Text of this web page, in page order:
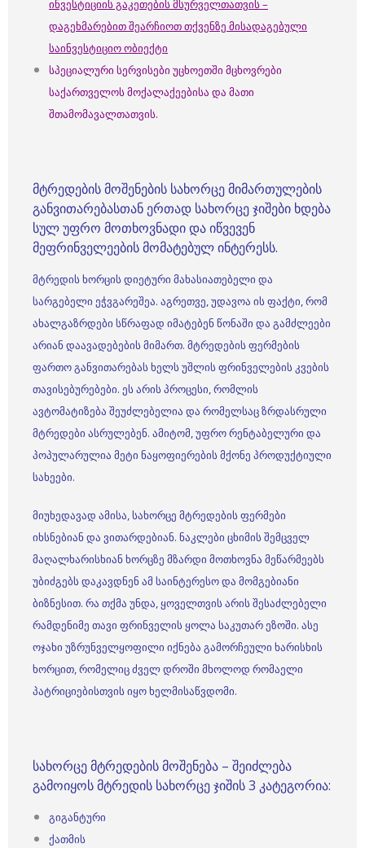
ინვესტიციის გაკეთების მსურველთათვის –
დაგეხმარებით შეარჩიოთ თქვენზე მისადაგებული
საინვესტიციო ობიექტი
სპეციალური სერვისები უცხოეთში მცხოვრები
საქართველოს მოქალაქეებისა და მათი
შთამომავალთათვის.
მტრედების მოშენების სახორცე მიმართულების
განვითარებასთან ერთად სახორცე ჯიშები ხდება
სულ უფრო მოთხოვნადი და იწვევენ
მეფრინველეების მომატებულ ინტერესს.
მტრედის ხორცის დიეტური მახასიათებელი და
სარგებელი ეჭვგარეშეა. აგრეთვე, უდავოა ის ფაქტი, რომ
ახალგაზრდები სწრაფად იმატებენ წონაში და გამძლეები
არიან დაავადებების მიმართ. მტრედების ფერმების
ფართო განვითარებას ხელს უშლის ფრინველების კვების
თავისებურებები. ეს არის პროცესი, რომლის
ავტომატიზება შეუძლებელია და რომელსაც ზრდასრული
მტრედები ასრულებენ. ამიტომ, უფრო რენტაბელური და
პოპულარულია მეტი ნაყოფიერების მქონე პროდუქტიული
სახეები.
მიუხედავად ამისა, სახორცე მტრედების ფერმები
იხსნებიან და ვითარდებიან. ნაკლები ცხიმის შემცველ
მაღალხარისხიან ხორცზე მზარდი მოთხოვნა მეწარმეებს
უბიძგებს დაკავდნენ ამ საინტერესო და მომგებიანი
ბიზნესით. რა თქმა უნდა, ყოველთვის არის შესაძლებელი
რამდენიმე თავი ფრინველის ყოლა საკუთარ ეზოში. ასე
ოჯახი უზრუნველყოფილი იქნება გამორჩეული ხარისხის
ხორცით, რომელიც ძველ დროში მხოლოდ რომაელი
პატრიციებისთვის იყო ხელმისაწვდომი.
სახორცე მტრედების მოშენება – შეიძლება
გამოიყოს მტრედის სახორცე ჯიშის 3 კატეგორია:
გიგანტური
ქათმის